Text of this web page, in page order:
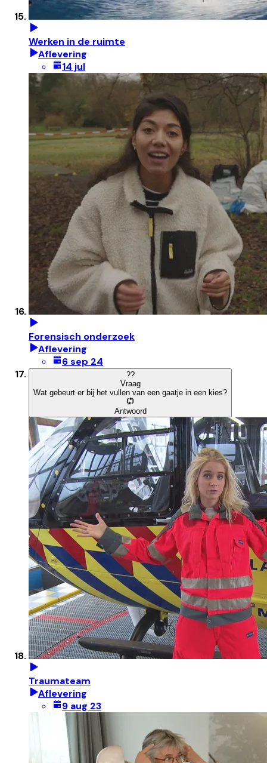
Werken in de ruimte
Aflevering
14 jul
Forensisch onderzoek
Aflevering
6 sep 24
??
Vraag
Wat gebeurt er bij het vullen van een gaatje in een kies?
Antwoord
Traumateam
Aflevering
9 aug 23